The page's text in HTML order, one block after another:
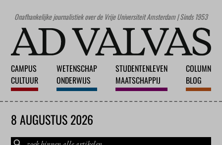
Onafhankelijke journalistiek over de Vrije Universiteit Amsterdam | Sinds 1953
CAMPUS
CULTUUR
WETENSCHAP
ONDERWIJS
STUDENTENLEVEN
MAATSCHAPPIJ
COLUMN
BLOG
8 AUGUSTUS 2026